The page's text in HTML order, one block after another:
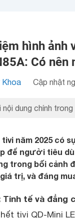
hình ảnh
Có nên
Khoa Cập nhật
nội dung chính trong
năm 2025 có
để người tiêu
trong bối cảnh
trị, và đáng
Tinh tế và đẳng
tivi QD-Mini